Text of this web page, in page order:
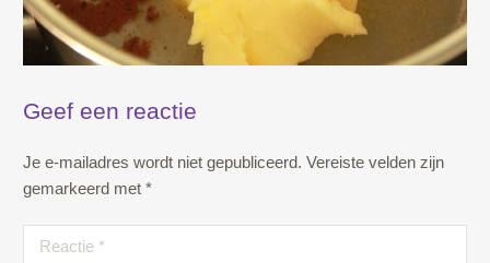
Geef een reactie
Je e-mailadres wordt niet gepubliceerd. Vereiste velden zijn
gemarkeerd met *